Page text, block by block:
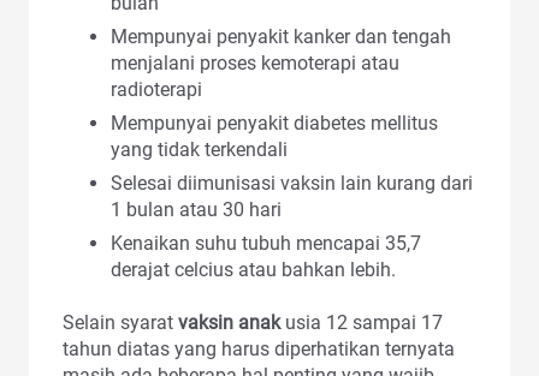
Mempunyai penyakit kanker dan tengah
menjalani proses kemoterapi atau
radioterapi
Mempunyai penyakit diabetes mellitus
yang tidak terkendali
Selesai diimunisasi vaksin lain kurang dari
1 bulan atau 30 hari
Kenaikan suhu tubuh mencapai 35,7
derajat celcius atau bahkan lebih.
Selain syarat vaksin anakusia 12 sampai 17
tahun diatas yang harus diperhatikan ternyata